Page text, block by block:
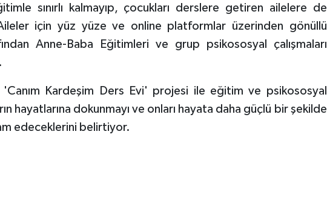
sınırlı kalmayıp, çocukları derslere getiren ailelere de
için yüz yüze ve online platformlar üzerinden gönüllü
Anne-Baba Eğitimleri ve grup psikososyal çalışmaları
'Canım Kardeşim Ders Evi' projesi ile eğitim ve psikososyal
hayatlarına dokunmayı ve onları hayata daha güçlü bir şekilde
edeceklerini belirtiyor.